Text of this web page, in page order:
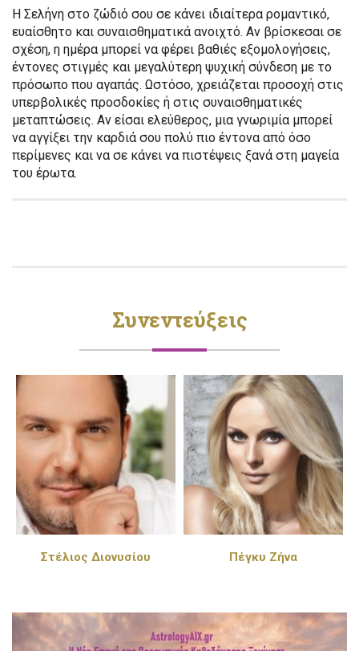
Η Σελήνη στο ζώδιό σου σε κάνει ιδιαίτερα ρομαντικό,
ευαίσθητο και συναισθηματικά ανοιχτό. Αν βρίσκεσαι σε
σχέση, η ημέρα μπορεί να φέρει βαθιές εξομολογήσεις,
έντονες στιγμές και μεγαλύτερη ψυχική σύνδεση με το
πρόσωπο που αγαπάς. Ωστόσο, χρειάζεται προσοχή στις
υπερβολικές προσδοκίες ή στις συναισθηματικές
μεταπτώσεις. Αν είσαι ελεύθερος, μια γνωριμία μπορεί
να αγγίξει την καρδιά σου πολύ πιο έντονα από όσο
περίμενες και να σε κάνει να πιστέψεις ξανά στη μαγεία
του έρωτα.
Συνεντεύξεις
Στέλιος Διονυσίου Πέγκυ Ζήνα